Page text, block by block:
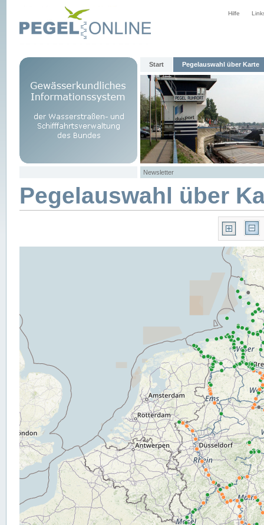
Hilfe
Start Pegelauswahl über Karte
Newsletter
Pegelauswahl über